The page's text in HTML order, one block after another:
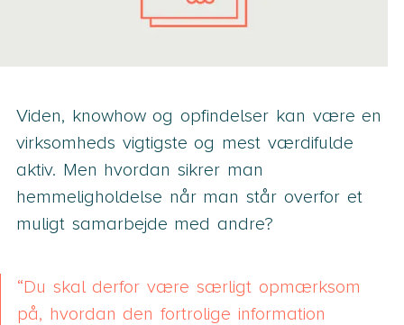
Viden, knowhow og opfindelser kan være en
virksomheds vigtigste og mest værdifulde
aktiv. Men hvordan sikrer man
hemmeligholdelse når man står overfor et
muligt samarbejde med andre?
Du skal derfor være særligt opmærksom
på, hvordan den fortrolige information